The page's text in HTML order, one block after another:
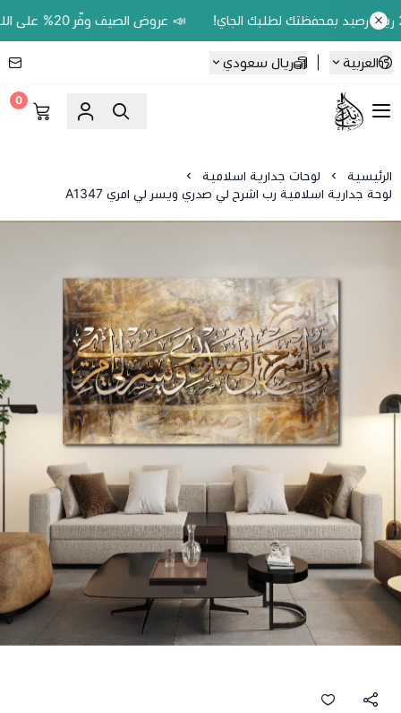
📣 عروض الصيف وفّر 20% على اللوحات الحين.. واكسب 200 ريال رصيد بمحفظتك لطلبك الجاي!
العربية ريال سعودي
Ebbdaa art
0
الرئيسية
لوحات جدارية اسلامية
لوحة جدارية اسلامية رب اشرح لي صدري ويسر لي امري A1347